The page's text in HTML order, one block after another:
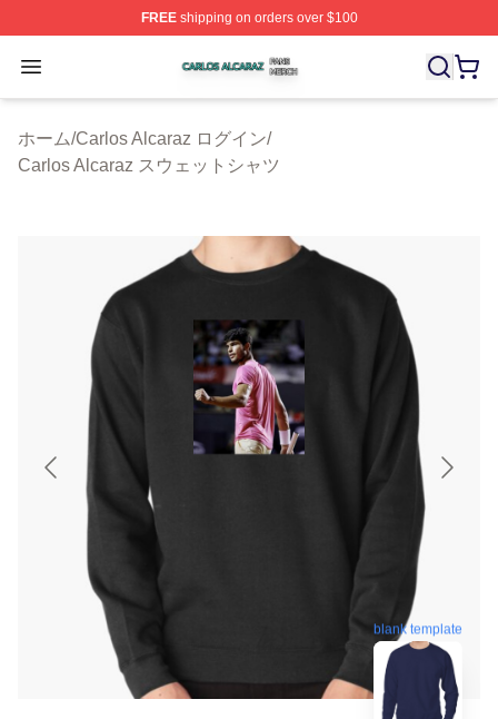
FREEshipping on orders over $100
Open menu
Carlos Alcaraz Shop ⚡️ Officially Licensed Carlos
ホーム/Carlos Alcaraz ログイン/
Carlos Alcaraz スウェットシャツ
blank template